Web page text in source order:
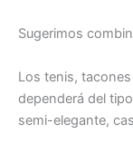
Sugerimos
Los tenis,
dependerá del
semi-elegante,